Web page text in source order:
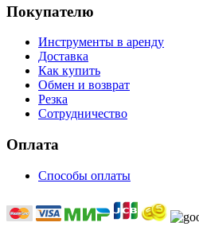
Покупателю
Инструменты в аренду
Доставка
Как купить
Обмен и возврат
Резка
Сотрудничество
Оплата
Способы оплаты